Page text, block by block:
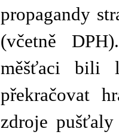
propagandy
(včetně
měšťaci bili
překračovat
zdroje